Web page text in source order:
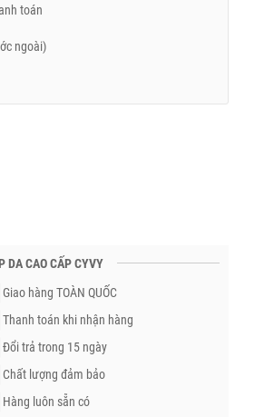
toán
ngoài)
DA CAO CẤP CYVY
Giao hàng TOÀN QUỐC
Thanh toán khi nhận hàng
Đổi trả trong 15 ngày
Chất lượng đảm bảo
Hàng luôn sẵn có